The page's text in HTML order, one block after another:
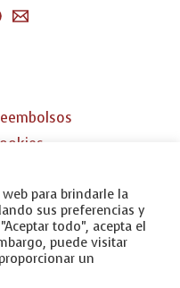
para brindarle la
sus preferencias y
todo", acepta el
puede visitar
un